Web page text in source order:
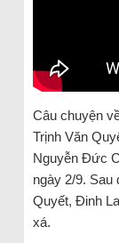
Câu chuyện
Trịnh Văn
Nguyễn Đức
ngày 2/9. Sau
Quyết, Đinh
xá.